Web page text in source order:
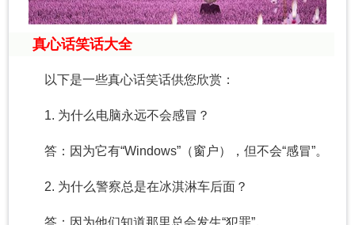
真心话笑话大全
以下是一些真心话笑话供您欣赏：
1. 为什么电脑永远不会感冒？
答：因为它有“Windows”（窗户），但不会“感冒”。
2. 为什么警察总是在冰淇淋车后面？
答：因为他们知道那里总会发生“犯罪”。